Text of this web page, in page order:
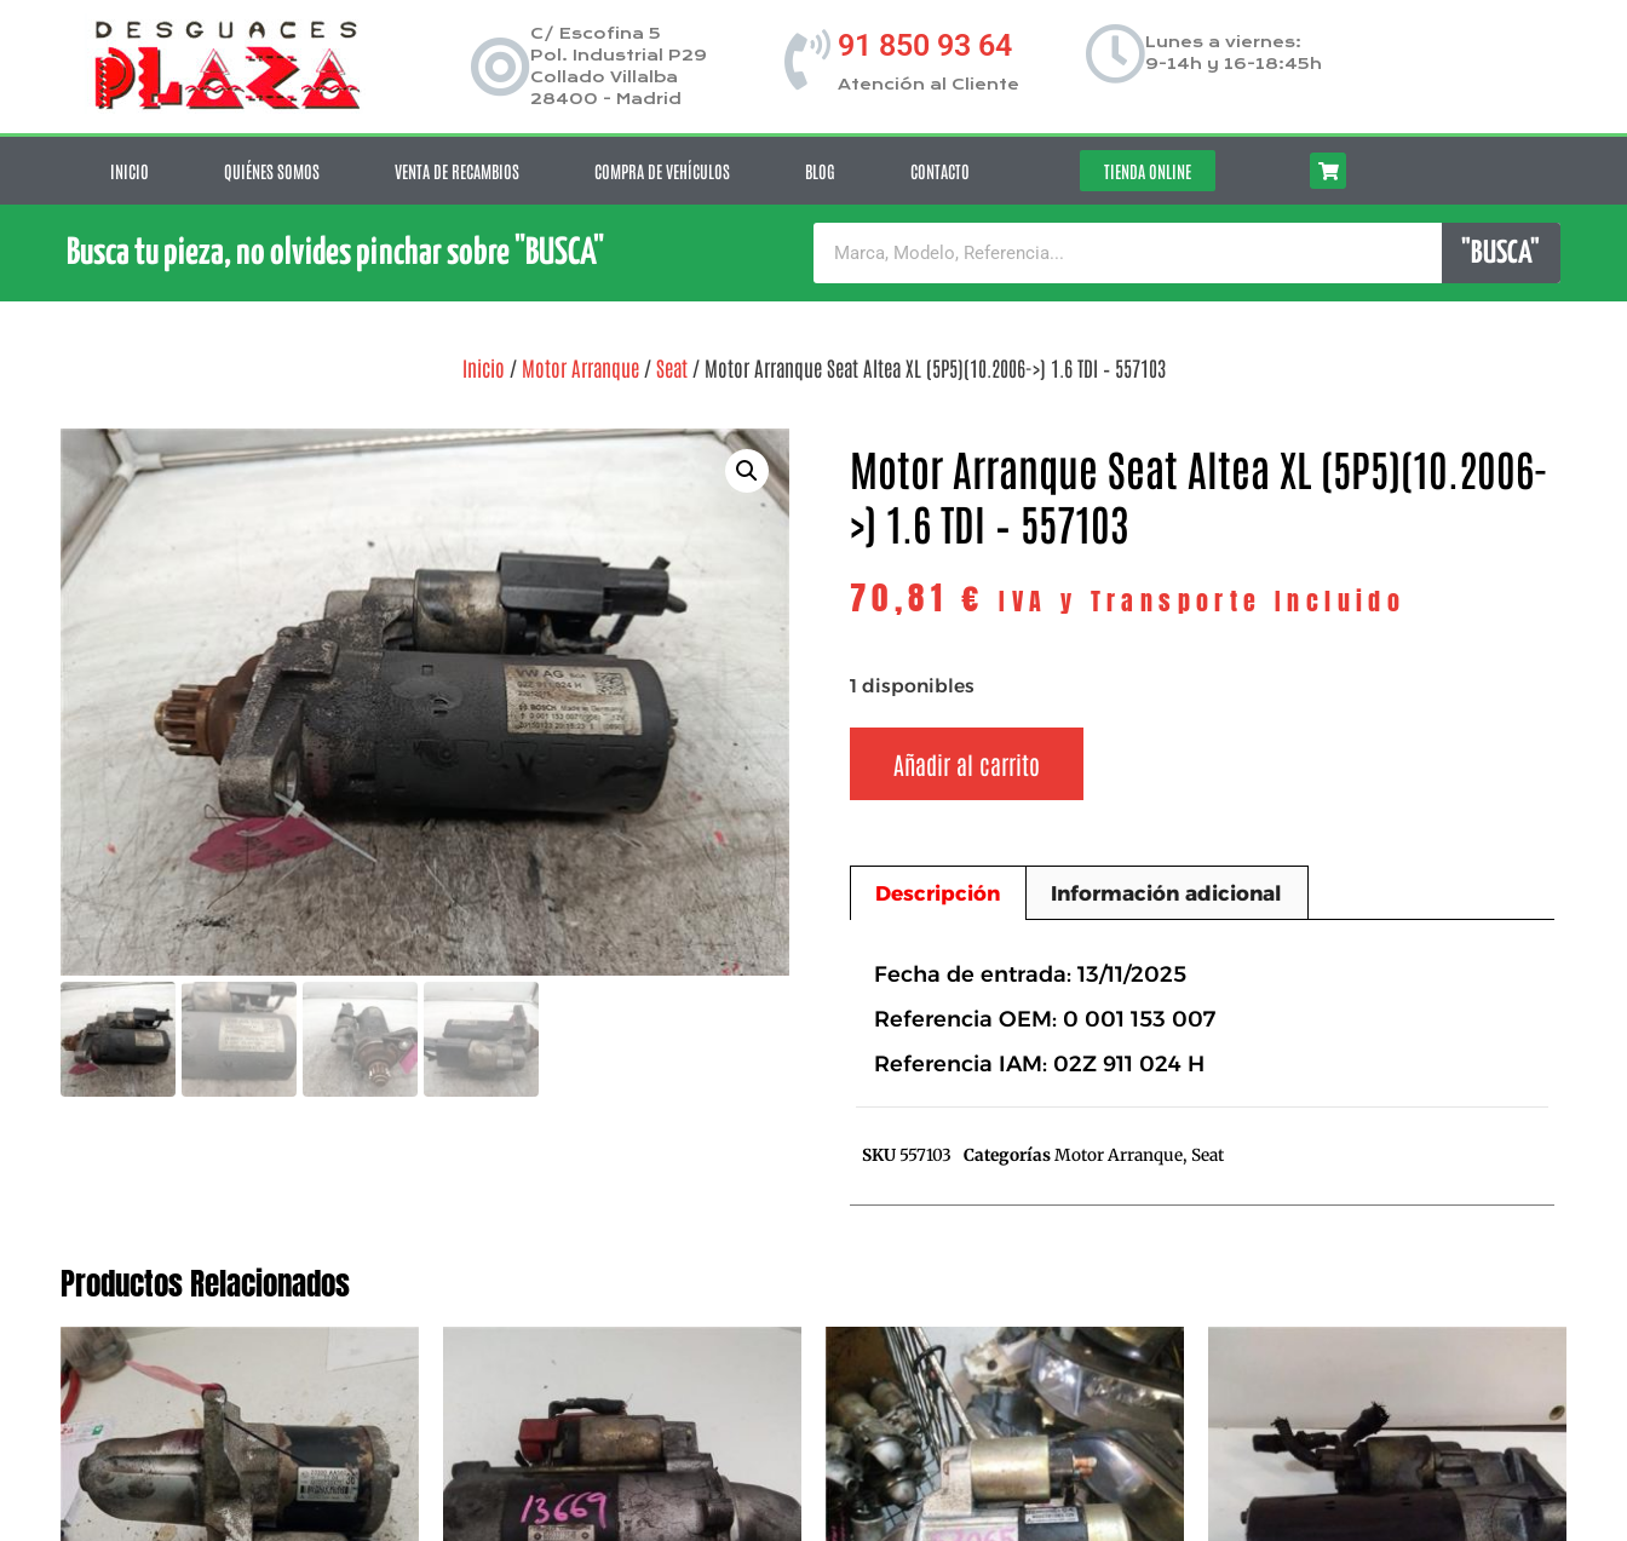
C/ Escofina 5
Pol. Industrial P29
Collado Villalba
28400 - Madrid
91 850 93 64
Atención al Cliente
Lunes a viernes:
9-14h y 16-18:45h
INICIO QUIÉNES SOMOS VENTA DE RECAMBIOS COMPRA DE VEHÍCULOS BLOG CONTACTO TIENDA ONLINE
Busca tu pieza, no olvides pinchar sobre "BUSCA" "BUSCA"
Inicio / Motor Arranque/Seat/ Motor Arranque Seat Altea XL (5P5)(10.2006->) 1.6 TDI – 557103
Motor Arranque Seat Altea XL (5P5)(10.2006-
>) 1.6 TDI – 557103
70,81€ IVA y Transporte Incluido
1 disponibles
Añadir al carrito
Descripción Información adicional
Fecha de entrada: 13/11/2025
Referencia OEM: 0 001 153 007
Referencia IAM: 02Z 911 024 H
SKU 557103 CategoríasMotor Arranque, Seat
Productos Relacionados